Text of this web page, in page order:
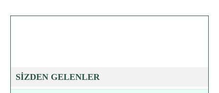
SİZDEN GELENLER